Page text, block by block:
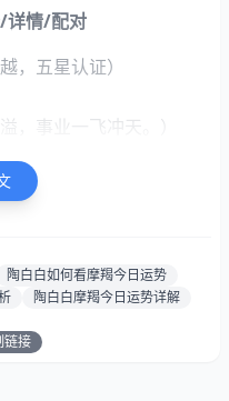
详情/配对
五星认证）
事业一飞冲天。）
五星级财富暴涨）
四星一星半）
陶白白如何看摩羯今日运势
陶白白摩羯今日运势详解
链接